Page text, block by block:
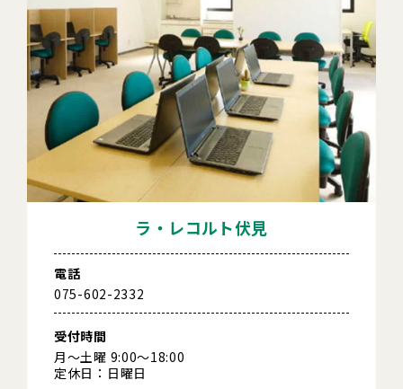
ラ・レコルト伏見
電話
075-602-2332
受付時間
月～土曜 9:00～18:00
定休日：日曜日